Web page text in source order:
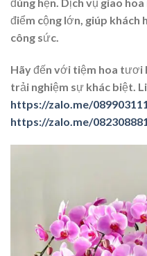
điểm cộng lớn, giúp khách
công sức.
Hãy đến với tiệm hoa tươi
trải nghiệm sự khác biệt.
https://zalo.me/
https://zalo.me/